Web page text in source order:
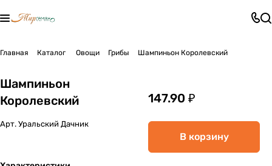
Главная Каталог Овощи Грибы Шампиньон Королевский
Шампиньон
Королевский
Арт. Уральский Дачник
147.90 ₽
В корзину